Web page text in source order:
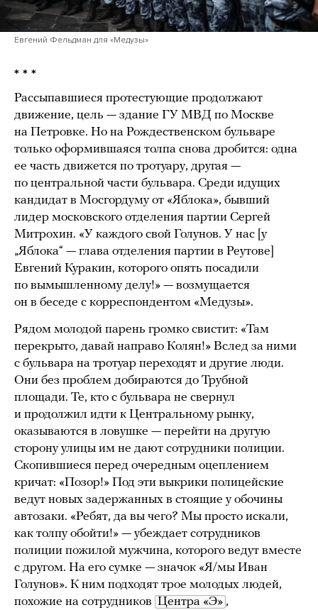
Евгений Фельдман для «Медузы»
* * *
Рассыпавшиеся протестующие продолжают
движение, цель — здание ГУ МВД по Москве
на Петровке. Но на Рождественском бульваре
только оформившаяся толпа снова дробится: одна
ее часть движется по тротуару, другая —
по центральной части бульвара. Среди идущих
кандидат в Мосгордуму от «Яблока», бывший
лидер московского отделения партии Сергей
Митрохин. «У каждого свой Голунов. У нас [у
„Яблока“ — глава отделения партии в Реутове]
Евгений Куракин, которого опять посадили
по вымышленному делу!» — возмущается
он в беседе с корреспондентом «Медузы».
Рядом молодой парень громко свистит: «Там
перекрыто, давай направо Колян!» Вслед за ними
с бульвара на тротуар переходят и другие люди.
Они без проблем добираются до Трубной
площади. Те, кто с бульвара не свернул
и продолжил идти к Центральному рынку,
оказываются в ловушке — перейти на другую
сторону улицы им не дают сотрудники полиции.
Скопившиеся перед очередным оцеплением
кричат: «Позор!» Под эти выкрики полицейские
ведут новых задержанных в стоящие у обочины
автозаки. «Ребят, да вы чего? Мы просто искали,
как толпу обойти!» — убеждает сотрудников
полиции пожилой мужчина, которого ведут вместе
с другом. На его сумке — значок «Я/мы Иван
Голунов». К ним подходят трое молодых людей,
похожие на сотрудников Центра «Э» ,